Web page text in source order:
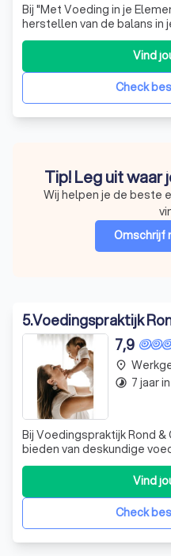
Bij "Met Voeding in je
herstellen van de balans in
voedingsadvies en
jouw unieke temperament.
we kijken niet alleen naar
naar de onderliggende
Check
Vind
Tip! Leg uit waar
Wij helpen je de beste
Omschrijf
5.Voedingspraktijk
7,9
Bij Voedingspraktijk Rond
bieden van deskundige
ondersteuning tijdens
zoals de kinderwens,
daarna. Onze praktijk,
bij Thermae 2000, isCheck
Vind
place
timelapse 7 jaar